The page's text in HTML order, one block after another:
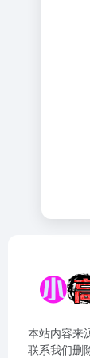
本站内容来
联系我们删